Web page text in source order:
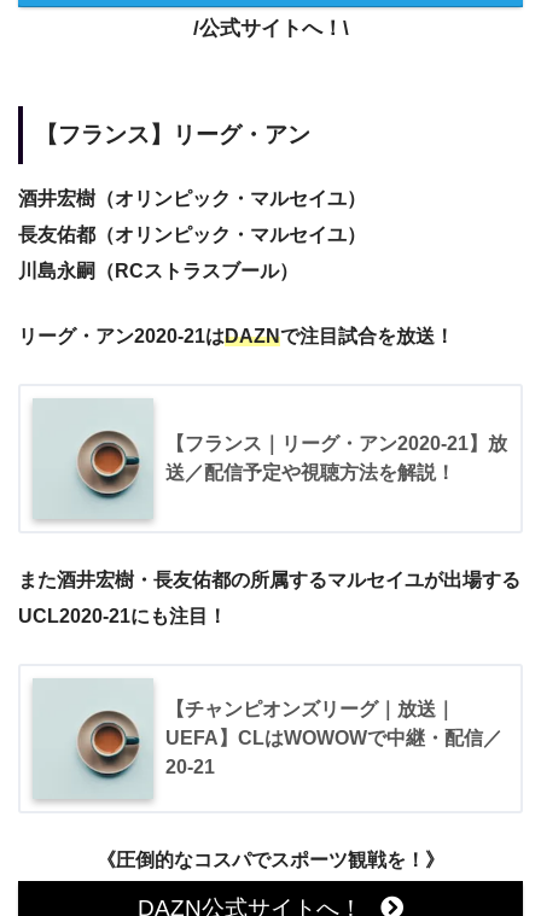
/公式サイトへ！\
【フランス】リーグ・アン
酒井宏樹（オリンピック・マルセイユ）
長友佑都（オリンピック・マルセイユ）
川島永嗣（RCストラスブール）
リーグ・アン2020-21はDAZNで注目試合を放送！
【フランス｜リーグ・アン2020-21】放
送／配信予定や視聴方法を解説！
また酒井宏樹・長友佑都の所属するマルセイユが出場する
UCL2020-21にも注目！
【チャンピオンズリーグ｜放送｜
UEFA】CLはWOWOWで中継・配信／
20-21
《圧倒的なコスパでスポーツ観戦を！》
DAZN公式サイトへ！